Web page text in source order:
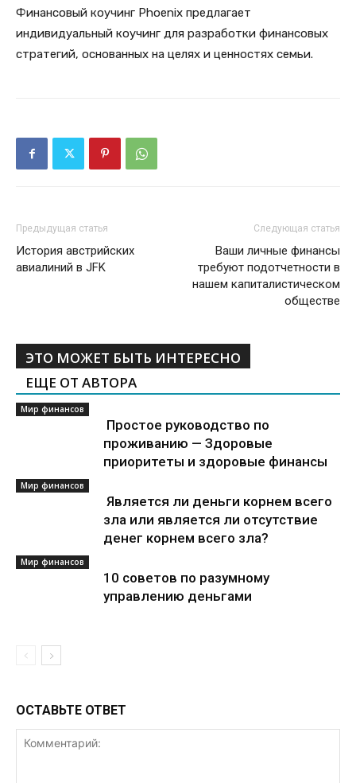
Финансовый коучинг Phoenix предлагает
индивидуальный коучинг для разработки финансовых
стратегий, основанных на целях и ценностях семьи.
Предыдущая статья
История австрийских
авиалиний в JFK
Следующая статья
Ваши личные финансы
требуют подотчетности в
нашем капиталистическом
обществе
ЭТО МОЖЕТ БЫТЬ ИНТЕРЕСНО
ЕЩЕ ОТ АВТОРА
Мир финансов
Простое руководство по
проживанию — Здоровые
приоритеты и здоровые финансы
Мир финансов
Является ли деньги корнем всего
зла или является ли отсутствие
денег корнем всего зла?
Мир финансов
10 советов по разумному
управлению деньгами
ОСТАВЬТЕ ОТВЕТ